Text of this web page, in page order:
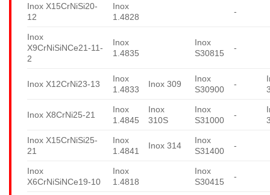
Inox X15CrNiSi20-
12
Inox
1.4828
-
Inox
X9CrNiSiNCe21-11-
2
Inox
1.4835
Inox
S30815
-
Inox X12CrNi23-13
Inox
1.4833
Inox 309
Inox
S30900
-
Inox X8CrNi25-21
Inox
1.4845
Inox
310S
Inox
S31000
-
Inox X15CrNiSi25-
21
Inox
1.4841
Inox 314
Inox
S31400
-
Inox
X6CrNiSiNCe19-10
Inox
1.4818
Inox
S30415
-